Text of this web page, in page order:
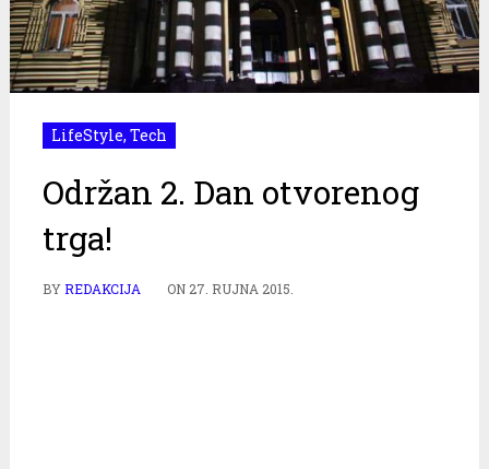
LifeStyle, Tech
Održan 2. Dan otvorenog
trga!
BYREDAKCIJA ON27. RUJNA 2015.